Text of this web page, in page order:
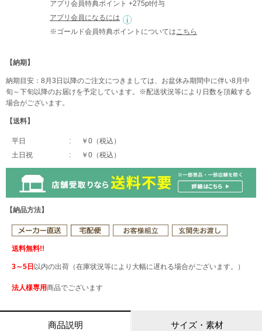
アプリ会員特典ポイント +275pt付与
アプリ会員になるには
※ゴールド会員特典ポイントについては こちら
【納期】
納期目安：8月3日以降のご注文につきましては、お盆休み期間中に伴い8月中
旬～下旬以降のお届けを予定しています。※配送状況等により日数を頂戴する
場合がございます。
【送料】
平日
￥0（税込）
土日祝
￥0（税込）
【納品方法】
送料無料!!
3～5日 以内の出荷（在庫状況等により大幅に遅れる場合がございます。）
法人様専用商品でございます
商品説明 サイズ・素材